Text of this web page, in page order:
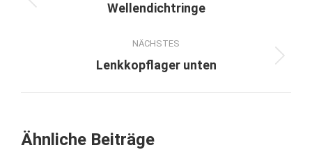
Vorheriger
Wellendichtringe
NÄCHSTES
Nächster
Lenkkopflager unten
Ähnliche Beiträge